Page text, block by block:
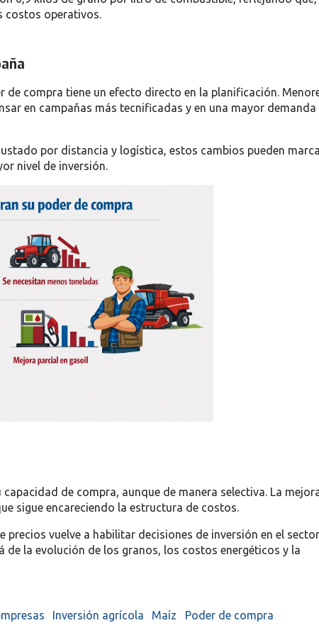
costos operativos.
compra tiene un efecto directo en la planificación.
en campañas más tecnificadas y en una mayor demanda
por distancia y logística, estos cambios pueden
nivel de inversión.
de compra, aunque de manera selectiva. La
sigue encareciendo la estructura de costos.
precios vuelve a habilitar decisiones de inversión en el sector
de la evolución de los granos, los costos energéticos y la
Inversión agrícola Maíz
Poder de compra